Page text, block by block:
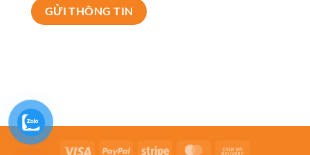
Visa PayPal Stripe MasterCard